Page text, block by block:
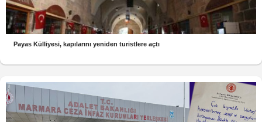
Payas Külliyesi, kapılarını yeniden turistlere açtı